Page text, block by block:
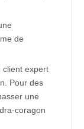
de
client expert
Pour des
une
coragon